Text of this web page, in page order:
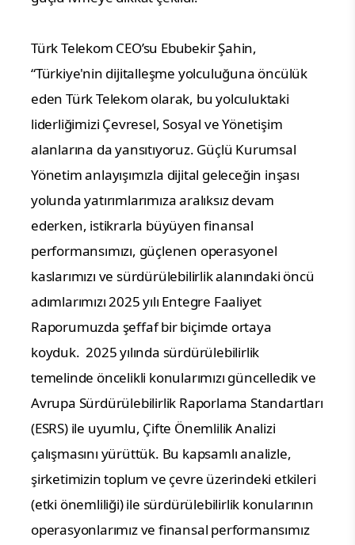
Türk Telekom CEO’su Ebubekir Şahin,
“Türkiye'nin dijitalleşme yolculuğuna öncülük
eden Türk Telekom olarak, bu yolculuktaki
liderliğimizi Çevresel, Sosyal ve Yönetişim
alanlarına da yansıtıyoruz. Güçlü Kurumsal
Yönetim anlayışımızla dijital geleceğin inşası
yolunda yatırımlarımıza aralıksız devam
ederken, istikrarla büyüyen finansal
performansımızı, güçlenen operasyonel
kaslarımızı ve sürdürülebilirlik alanındaki öncü
adımlarımızı 2025 yılı Entegre Faaliyet
Raporumuzda şeffaf bir biçimde ortaya
koyduk.  2025 yılında sürdürülebilirlik
temelinde öncelikli konularımızı güncelledik ve
Avrupa Sürdürülebilirlik Raporlama Standartları
(ESRS) ile uyumlu, Çifte Önemlilik Analizi
çalışmasını yürüttük. Bu kapsamlı analizle,
şirketimizin toplum ve çevre üzerindeki etkileri
(etki önemliliği) ile sürdürülebilirlik konularının
operasyonlarımız ve finansal performansımız